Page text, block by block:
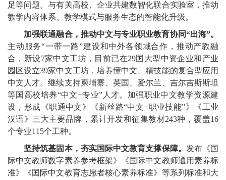
足等问题。与有关高校、企业共建数智化联合实验室，推动
教学内容体系、教学模式与服务生态的智能化升级。
加强联通融合，推动中文与专业职业教育协同“出海”。
主动服务“一带一路”建设和中外各领域合作，推动产教融
合，新设7家中文工坊，目前已在29国大型中资企业和产业
园区设立39家中文工坊，培养懂中文、精技能的复合型应用
中文人才。继续支持柬埔寨、英国、爱尔兰、吉尔吉斯斯坦
等国高校培养“中文+专业”人才。加强职业中文教学资源建
设，形成《职通中文》《新丝路“中文+职业技能”》《工业
汉语》三大主要品牌，累计开发和征集教材243种，覆盖16
个专业115个工种。
坚持筑基固本，夯实国际中文教育支撑保障。 发布《国
际中文教师数字素养参考框架》《国际中文教师通用素养标
准》《国际中文教育志愿者核心素养标准》等系列标准和大